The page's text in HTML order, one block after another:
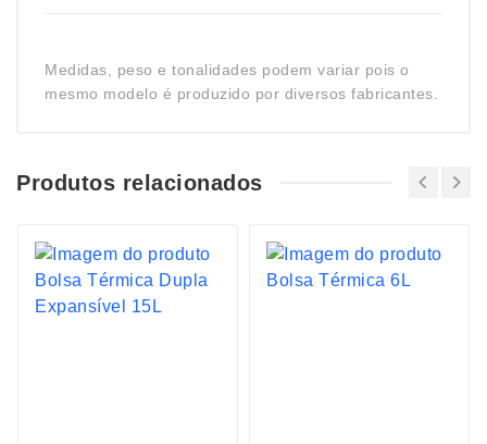
Medidas, peso e tonalidades podem variar pois o
mesmo modelo é produzido por diversos fabricantes.
Produtos relacionados